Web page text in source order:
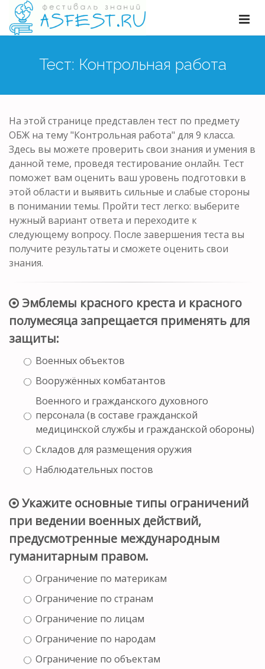
Тест: Контрольная работа
На этой странице представлен тест по предмету
ОБЖ на тему "Контрольная работа" для 9 класса.
Здесь вы можете проверить свои знания и умения в
данной теме, проведя тестирование онлайн. Тест
поможет вам оценить ваш уровень подготовки в
этой области и выявить сильные и слабые стороны
в понимании темы. Пройти тест легко: выберите
нужный вариант ответа и переходите к
следующему вопросу. После завершения теста вы
получите результаты и сможете оценить свои
знания.
Эмблемы красного креста и красного
полумесяца запрещается применять для
защиты:
Военных объектов
Вооружённых комбатантов
Военного и гражданского духовного
персонала (в составе гражданской
медицинской службы и гражданской обороны)
Складов для размещения оружия
Наблюдательных постов
Укажите основные типы ограничений
при ведении военных действий,
предусмотренные международным
гуманитарным правом.
Ограничение по материкам
Ограничение по странам
Ограничение по лицам
Ограничение по народам
Ограничение по объектам